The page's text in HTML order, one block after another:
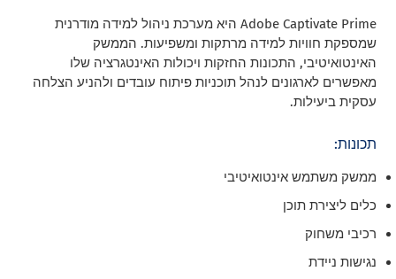
Adobe Captivate Prime היא מערכת ניהול למידה מודרנית
שמספקת חוויות למידה מרתקות ומשפיעות. הממשק
האינטואיטיבי, התכונות החזקות ויכולות האינטגרציה שלו
מאפשרים לארגונים לנהל תוכניות פיתוח עובדים ולהניע הצלחה
עסקית ביעילות.
תכונות:
ממשק משתמש אינטואיטיבי
כלים ליצירת תוכן
רכיבי משחוק
נגישות ניידת